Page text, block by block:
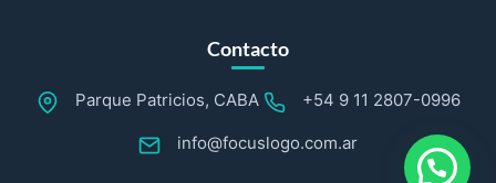
Contacto
Parque Patricios, CABA +54 9 11 2807-0996
info@focuslogo.com.ar